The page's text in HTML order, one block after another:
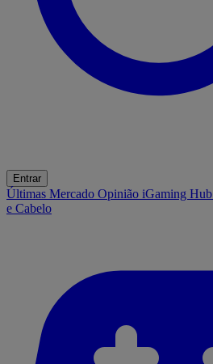
Entrar
Últimas Mercado Opinião iGaming Hub
e Cabelo